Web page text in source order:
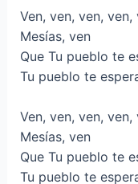
Ven, ven, ven, ven,
Mesías, ven
Que Tu pueblo te
Tu pueblo te
Ven, ven, ven, ven,
Mesías, ven
Que Tu pueblo te
Tu pueblo te